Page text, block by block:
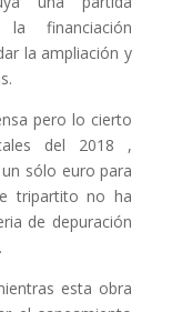
financiación
la ampliación y
pero lo cierto
del 2018 ,
sólo euro para
tripartito no ha
de depuración
esta obra